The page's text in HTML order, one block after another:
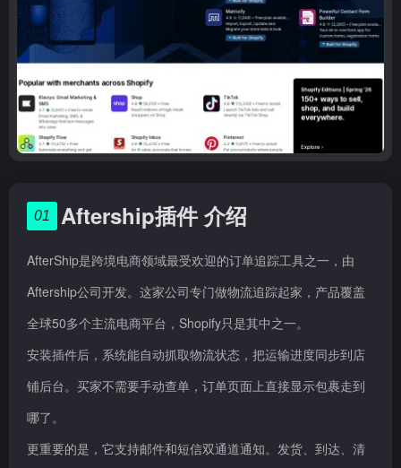
01 Aftership插件 介绍
AfterShip是跨境电商领域最受欢迎的订单追踪工具之一，由
Aftership公司开发。这家公司专门做物流追踪起家，产品覆盖
全球50多个主流电商平台，Shopify只是其中之一。
安装插件后，系统能自动抓取物流状态，把运输进度同步到店
铺后台。买家不需要手动查单，订单页面上直接显示包裹走到
哪了。
更重要的是，它支持邮件和短信双通道通知。发货、到达、清